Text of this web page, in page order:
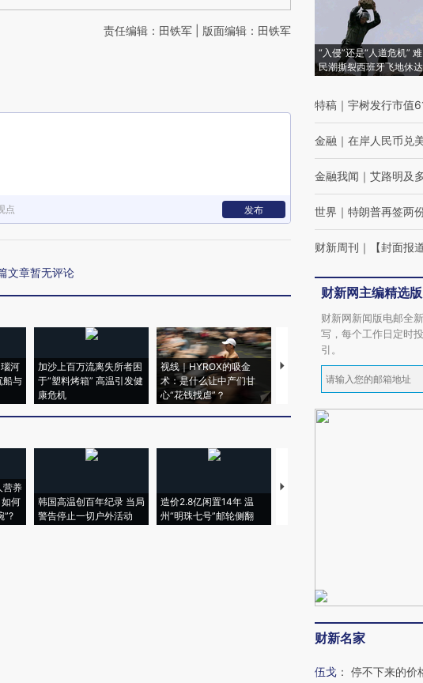
责任编辑：田铁军 | 版面编辑：田铁军
点 发布
文章暂无评论
河
船与
加沙上百万流离失所者困
于“塑料烤箱” 高温引发健
康危机
视线｜HYROX的吸金
术：是什么让中产们甘
心“花钱找虐”？
马航飞行员跨国走私7万
粒摇头丸 尿检体内含3种
视
度Z
育
营养
何
”?
韩国高温创百年纪录 当局
警告停止一切户外活动
造价2.8亿闲置14年 温
州“明珠七号”邮轮侧翻
特朗普出席葬礼疑似打瞌
“入侵”还是“人道危机” 难
民潮撕裂西班牙飞地休达
特稿 ｜ 宇树发行市值
金融 ｜ 在岸人民币兑
金融我闻 ｜ 艾路明及
世界 ｜ 特朗普再签两
财新周刊 ｜ 【封面报
财新网主编精选
财新网新闻版电邮全
写，每个工作日定时
引。
财新名家
伍戈 ： 停不下来的价